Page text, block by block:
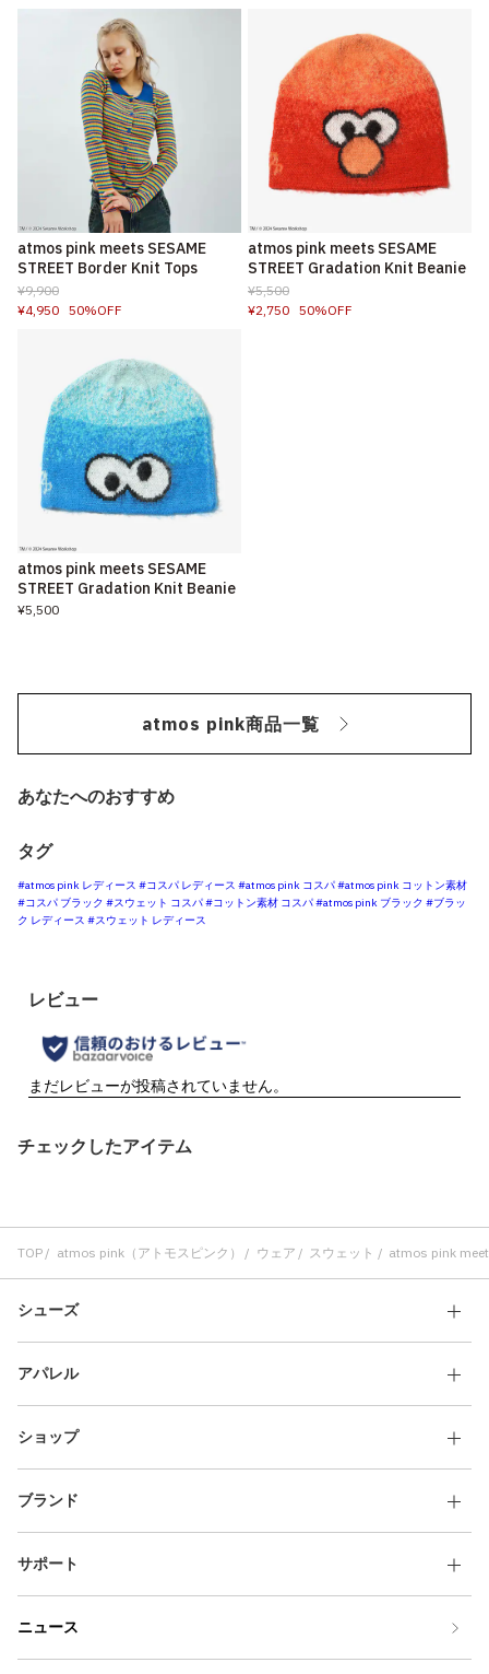
atmos pink meets SESAME
STREET Border Knit Tops
¥9,900
¥4,950 50%OFF
atmos pink meets SESAME
STREET Gradation Knit Beanie
¥5,500
¥2,750 50%OFF
atmos pink meets SESAME
STREET Gradation Knit Beanie
¥5,500
atmos pink商品一覧
あなたへのおすすめ
タグ
#atmos pink レディース #コスパ レディース #atmos pink コスパ#atmos pink コットン素材
#コスパ ブラック #スウェット コスパ#コットン素材 コスパ#atmos pink ブラック #ブラッ
ク レディース #スウェット レディース
チェックしたアイテム
TOP atmos pink（アトモスピンク） ウェア スウェット atmos pink
シューズ
アパレル
ショップ
ブランド
サポート
ニュース